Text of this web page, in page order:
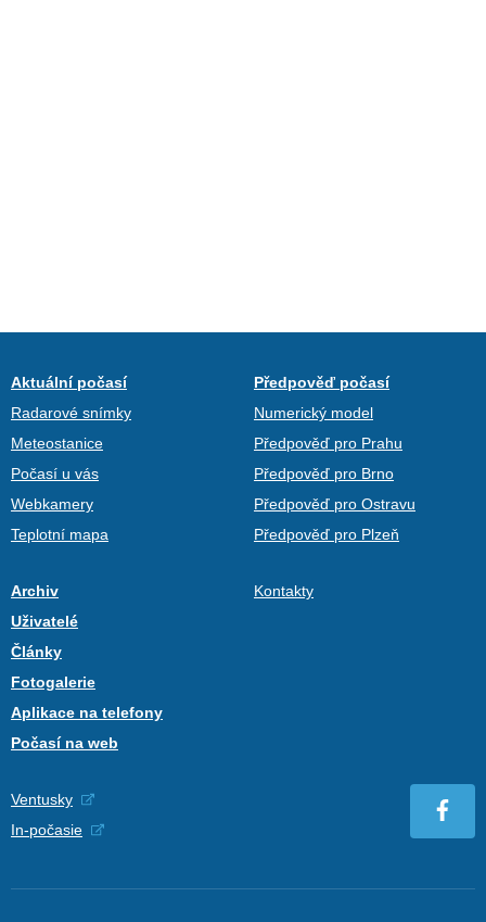
Aktuální počasí
Radarové snímky
Meteostanice
Počasí u vás
Webkamery
Teplotní mapa
Předpověď počasí
Numerický model
Předpověď pro Prahu
Předpověď pro Brno
Předpověď pro Ostravu
Předpověď pro Plzeň
Archiv
Uživatelé
Články
Fotogalerie
Aplikace na telefony
Počasí na web
Kontakty
Ventusky
In-počasie